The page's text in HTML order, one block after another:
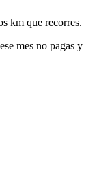
km que recorres.
mes no pagas y